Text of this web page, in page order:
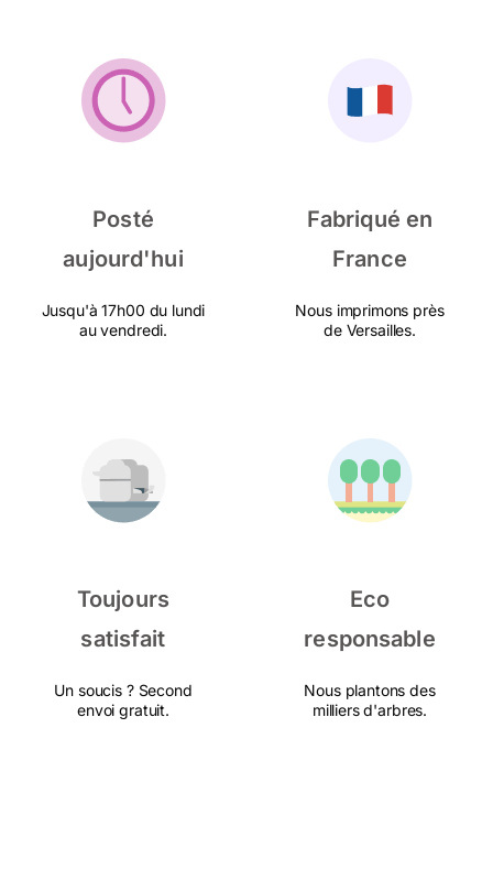
Posté
aujourd'hui
Jusqu'à 17h00 du lundi
au vendredi.
Fabriqué en
France
Nous imprimons près
de Versailles.
Toujours
satisfait
Un soucis ? Second
envoi gratuit.
Eco
responsable
Nous plantons des
milliers d'arbres.